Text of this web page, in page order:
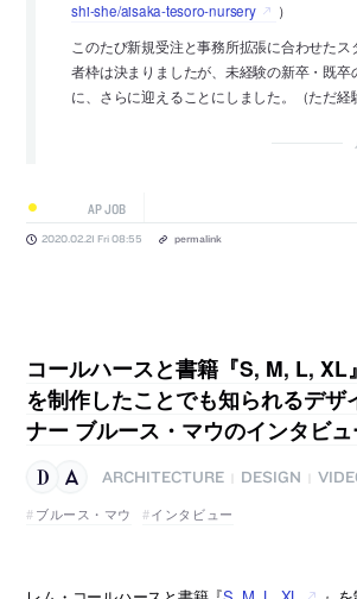
shi-she/aisaka-tesoro-nursery
）
このたび新規受注と事務所拡張に合わせた
者枠は決まりましたが、未経験の新卒・既卒
に、さらに迎えることにしました。（ただ経
AP JOB
2020.02.21 Fri 08:55 permalink
コールハースと書籍『S, M, L, XL』
を制作したことでも知られるデザ
ナー ブルース・マウのインタビ
ARCHITECTURE DESIGN
ブルース・マウ
インタビュー